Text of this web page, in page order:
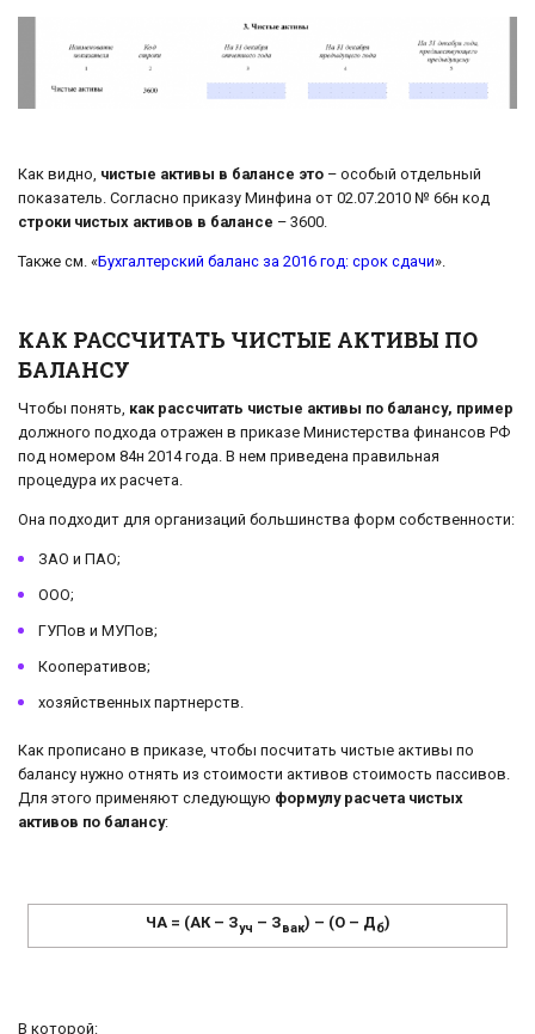
Как видно, чистые активы в балансе это – особый отдельный
показатель. Согласно приказу Минфина от 02.07.2010 № 66н код
строки чистых активов в балансе – 3600.
Также см. «Бухгалтерский баланс за 2016 год: срок сдачи».
КАК РАССЧИТАТЬ ЧИСТЫЕ АКТИВЫ ПО
БАЛАНСУ
Чтобы понять, как рассчитать чистые активы по балансу, пример
должного подхода отражен в приказе Министерства финансов РФ
под номером 84н 2014 года. В нем приведена правильная
процедура их расчета.
Она подходит для организаций большинства форм собственности:
ЗАО и ПАО;
ООО;
ГУПов и МУПов;
Кооперативов;
хозяйственных партнерств.
Как прописано в приказе, чтобы посчитать чистые активы по
балансу нужно отнять из стоимости активов стоимость пассивов.
Для этого применяют следующую формулу расчета чистых
активов по балансу:
ЧА = (АК – Зуч – Звак) – (О – Дб)
В которой: